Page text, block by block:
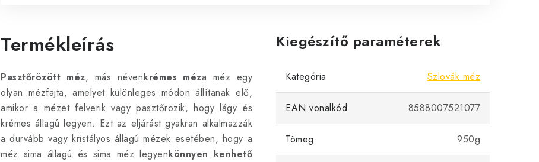
Termékleírás
Pasztőrözött méz, más névenkrémes méza méz egy
olyan mézfajta, amelyet különleges módon állítanak elő,
amikor a mézet felverik vagy pasztőrözik, hogy lágy és
krémes állagú legyen. Ezt az eljárást gyakran alkalmazzák
a durvább vagy kristályos állagú mézek esetében, hogy a
méz sima állagú és sima méz legyenkönnyen kenhető
Kiegészítő paraméterek
Kategória Szlovák méz
EAN vonalkód 8588007521077
Tömeg 950g